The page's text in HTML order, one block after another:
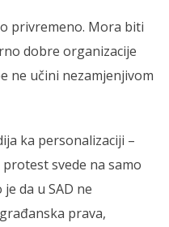
privremeno. Mora biti
dobre organizacije
ne učini nezamjenjivom
ka personalizaciji –
svede na samo
da u SAD ne
prava,